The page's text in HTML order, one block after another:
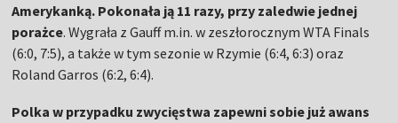
Amerykanką. Pokonała ją 11 razy, przy zaledwie jednej
porażce. Wygrała z Gauff m.in. w zeszłorocznym WTA Finals
(6:0, 7:5), a także w tym sezonie w Rzymie (6:4, 6:3) oraz
Roland Garros (6:2, 6:4).
Polka w przypadku zwycięstwa zapewni sobie już awans